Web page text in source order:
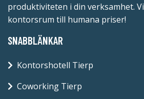
produktiviteten i din verksamhet.
kontorsrum till humana priser!
SNABBLÄNKAR
Kontorshotell Tierp
Coworking Tierp